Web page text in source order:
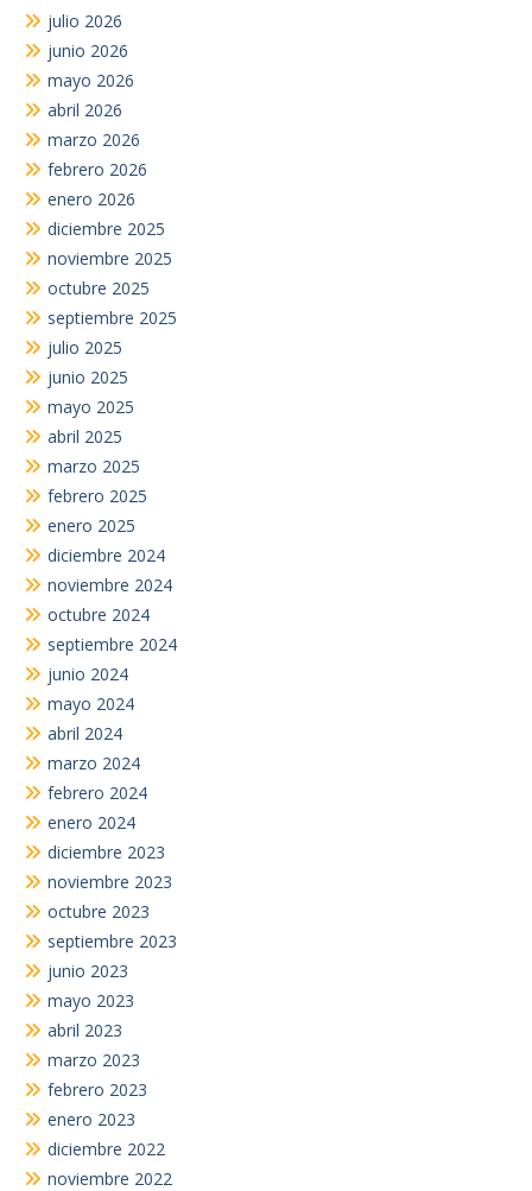
julio 2026
junio 2026
mayo 2026
abril 2026
marzo 2026
febrero 2026
enero 2026
diciembre 2025
noviembre 2025
octubre 2025
septiembre 2025
julio 2025
junio 2025
mayo 2025
abril 2025
marzo 2025
febrero 2025
enero 2025
diciembre 2024
noviembre 2024
octubre 2024
septiembre 2024
junio 2024
mayo 2024
abril 2024
marzo 2024
febrero 2024
enero 2024
diciembre 2023
noviembre 2023
octubre 2023
septiembre 2023
junio 2023
mayo 2023
abril 2023
marzo 2023
febrero 2023
enero 2023
diciembre 2022
noviembre 2022